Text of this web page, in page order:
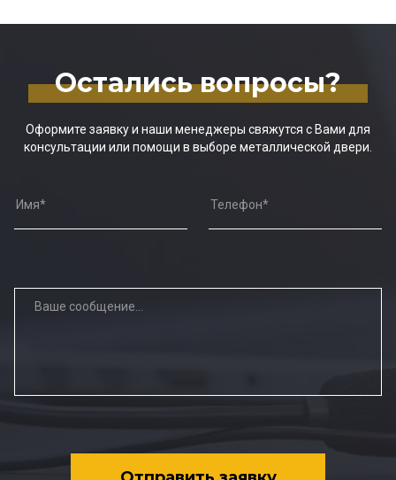
Остались вопросы?
Оформите заявку и наши менеджеры свяжутся с Вами для
консультации или помощи в выборе металлической двери.